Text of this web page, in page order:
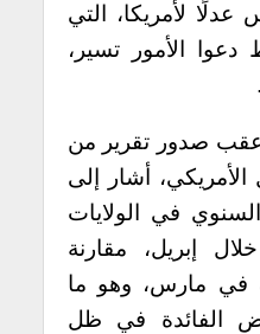
عدلًا لأمريكا، التي
الأمور تسير،
صدور تقرير من
أشار إلى
في الولايات
إلى 2.3% خلال إبريل، مقارنة
في مارس، وهو ما
الفائدة في ظل